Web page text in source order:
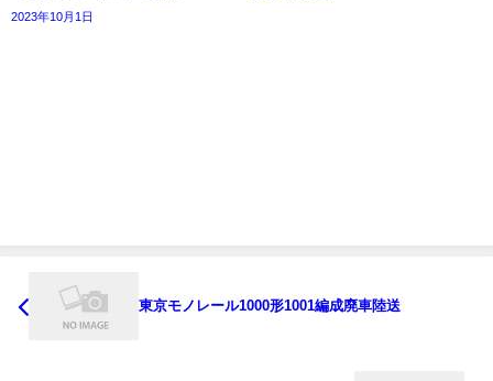
2023年10月1日
東京モノレール1000形1001編成廃車陸送